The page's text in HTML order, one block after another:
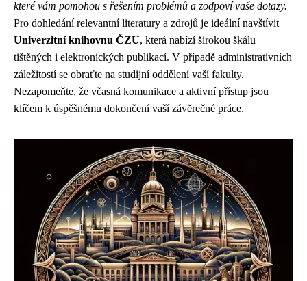
které vám pomohou s řešením problémů a zodpoví vaše dotazy.
Pro dohledání relevantní literatury a zdrojů je ideální navštívit
Univerzitní knihovnu ČZU, která nabízí širokou škálu
tištěných i elektronických publikací. V případě administrativních
záležitostí se obraťte na studijní oddělení vaší fakulty.
Nezapomeňte, že včasná komunikace a aktivní přístup jsou
klíčem k úspěšnému dokončení vaší závěrečné práce.